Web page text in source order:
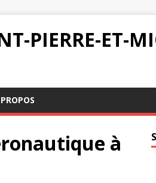
PIERRE-ET-
à